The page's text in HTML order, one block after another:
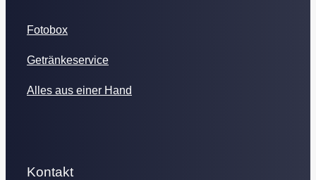
Fotobox
Getränkeservice
Alles aus einer Hand
Kontakt